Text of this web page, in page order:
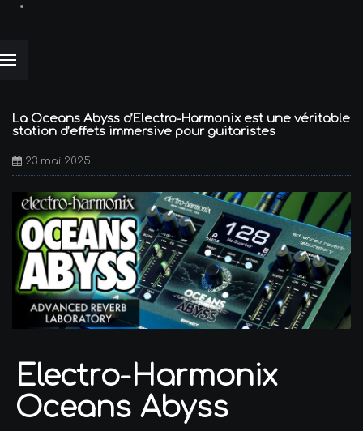
La Oceans Abyss d’Electro-Harmonix est une véritable
station d’effets immersive pour guitaristes
23 mai 2025
Electro-Harmonix
Oceans Abyss